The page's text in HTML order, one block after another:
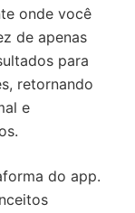
onde você
de apenas
para
retornando
e
do app.